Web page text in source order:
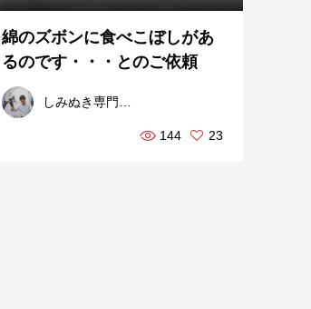
綿のズボンに食べこぼしがあ
るのです・・・とのご依頼
しみぬき専門スターフィールド
144 23